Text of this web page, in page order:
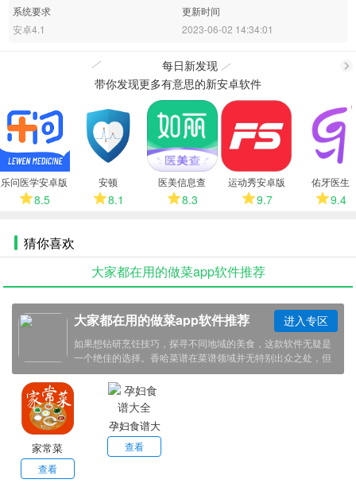
系统要求
安卓4.1
更新时间
2023-06-02 14:34:01
每日新发现
多
带你发现更多有意思的新安卓软件
乐问医学安卓版
8.5
安顿
8.1
医美信息查
8.3
运动秀安卓版
9.7
佑牙医生
9.4
猜你喜欢
大家都在用的做菜app软件推荐
大家都在用的做菜app软件推荐
如果想钻研烹饪技巧，探寻不同地域的美食，这款软件无疑是
一个绝佳的选择。香哈菜谱在菜谱领域并无特别出众之处，但
或许就在于每一道菜谱下方都会配以一张引人垂涎的图片，让
人跃跃欲试,小编今天就给大家推荐几款超好用做菜app，感兴
趣就来下载吧。
进入专区
家常菜
查看
孕妇食谱大
全
查看